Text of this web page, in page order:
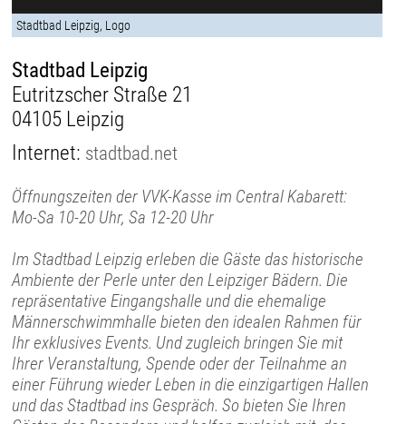
Stadtbad Leipzig, Logo
Stadtbad Leipzig
Eutritzscher Straße 21
04105 Leipzig
Internet: stadtbad.net
Öffnungszeiten der VVK-Kasse im Central Kabarett:
Mo-Sa 10-20 Uhr, Sa 12-20 Uhr
Im Stadtbad Leipzig erleben die Gäste das historische
Ambiente der Perle unter den Leipziger Bädern. Die
repräsentative Eingangshalle und die ehemalige
Männerschwimmhalle bieten den idealen Rahmen für
Ihr exklusives Events. Und zugleich bringen Sie mit
Ihrer Veranstaltung, Spende oder der Teilnahme an
einer Führung wieder Leben in die einzigartigen Hallen
und das Stadtbad ins Gespräch. So bieten Sie Ihren